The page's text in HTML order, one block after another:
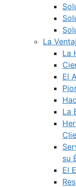
La
La
El
La
su
El